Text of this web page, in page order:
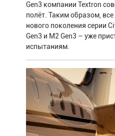
Gen3 компании Textron
полёт. Таким образом, все
нового поколения серии
Gen3 и M2 Gen3 – уже
испытаниям.